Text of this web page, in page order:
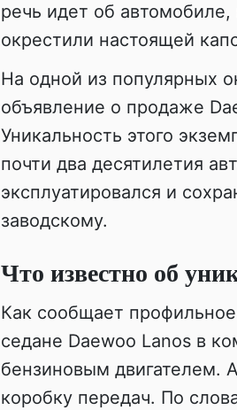
речь идет об
окрестили настоящей
На одной из популярных
объявление о продаже
Уникальность этого
почти два десятилетия
эксплуатировался и
заводскому.
Что известно об
Как сообщает
седане Daewoo Lanos в
бензиновым двигателем.
коробку передач. По